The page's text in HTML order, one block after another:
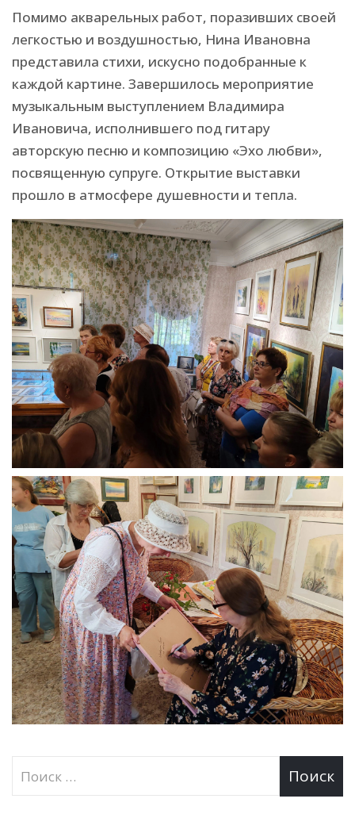
Помимо акварельных работ, поразивших своей
легкостью и воздушностью, Нина Ивановна
представила стихи, искусно подобранные к
каждой картине. Завершилось мероприятие
музыкальным выступлением Владимира
Ивановича, исполнившего под гитару
авторскую песню и композицию «Эхо любви»,
посвященную супруге. Открытие выставки
прошло в атмосфере душевности и тепла.